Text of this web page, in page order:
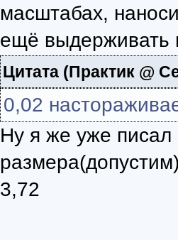
масштабах,
ещё выдерживать
Цитата(Практик @
0,02
Ну я же уже писал
3,72